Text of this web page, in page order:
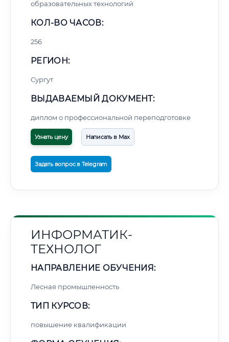
образовательных технологий
КОЛ-ВО ЧАСОВ:
256
РЕГИОН:
Сургут
ВЫДАВАЕМЫЙ ДОКУМЕНТ:
диплом о профессиональной переподготовке
Узнать цену Написать в Max
Задать вопрос в Telegram
ИНФОРМАТИК-
ТЕХНОЛОГ
НАПРАВЛЕНИЕ ОБУЧЕНИЯ:
Лесная промышленность
ТИП КУРСОВ:
повышение квалификации